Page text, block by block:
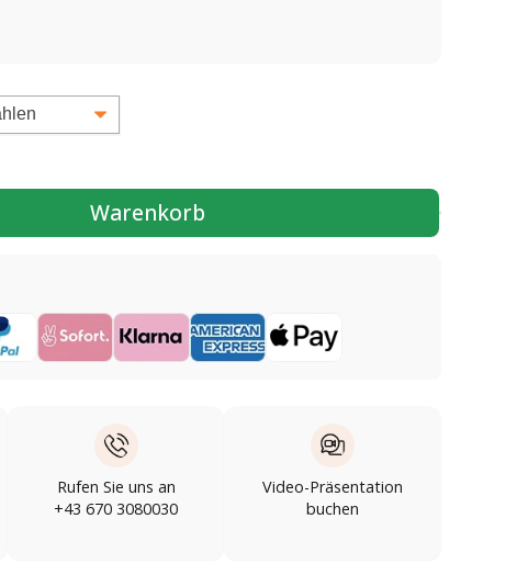
Warenkorb
Rufen Sie uns an
+43 670 3080030
Video-Präsentation
buchen